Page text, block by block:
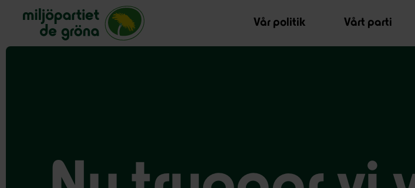
Miljöpartiet de gröna, startsida
Vår politik
Vårt parti